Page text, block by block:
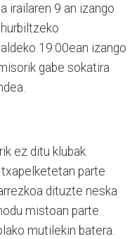
irailaren 9 an izango
19:00ean izango
gabe sokatira
ez ditu klubak.
parte
dituzte neska
mistoan parte
mutilekin batera.